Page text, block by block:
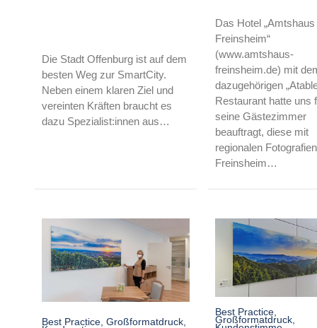
Die Stadt Offenburg ist auf dem
besten Weg zur SmartCity.
Neben einem klaren Ziel und
vereinten Kräften braucht es
dazu Spezialist:innen aus…
Das Hotel „Amtshaus
Freinsheim“
(www.amtshaus-
freinsheim.de) mit
dazugehörigen
Restaurant hatte uns
seine Gästezimmer
beauftragt, diese mit
regionalen
Freinsheim…
Best Practice Großformatdruck
Best Practice
Großformatdruck